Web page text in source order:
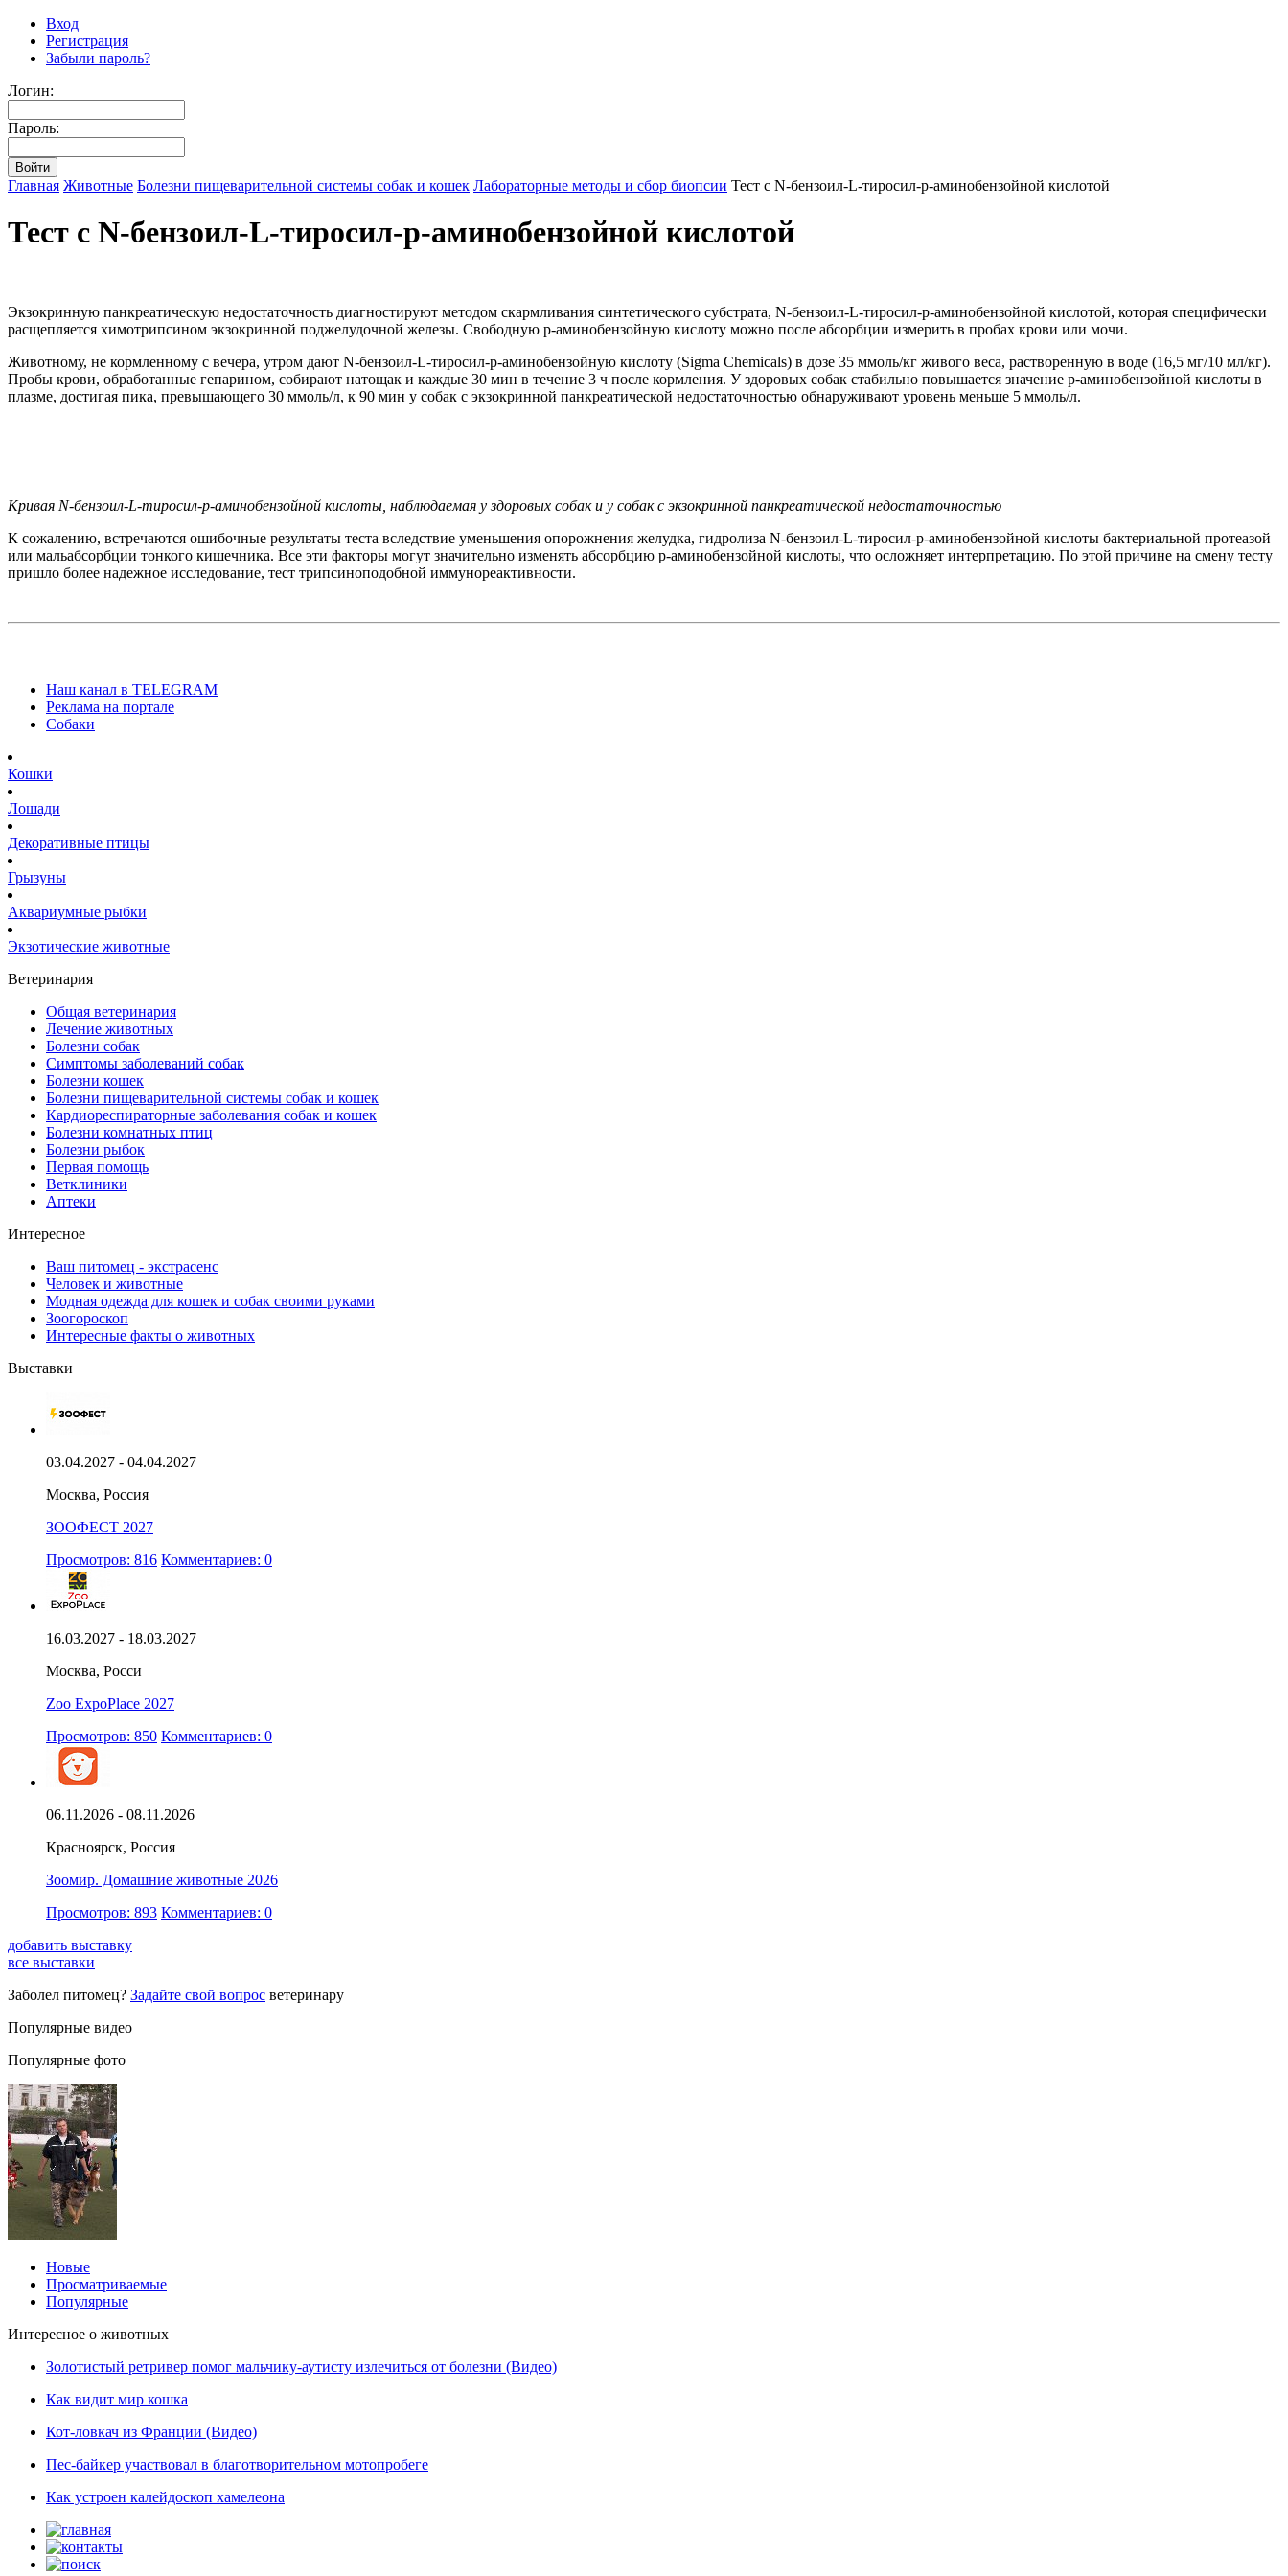
Вход
Регистрация
Забыли пароль?
Логин:
Пароль:
Главная Животные Болезни пищеварительной системы собак и кошек Лабораторные методы и сбор биопсии Тест с N-бензоил-L-тиросил-р-аминобензойной кислотой
Тест с N-бензоил-L-тиросил-р-аминобензойной кислотой
Экзокринную панкреатическую недостаточность диагностируют методом скармливания синтетического субстрата, N-бензоил-L-тиросил-р-аминобензойной кислотой, которая специфически
расщепляется химотрипсином экзокринной поджелудочной железы. Свободную р-аминобензойную кислоту можно после абсорбции измерить в пробах крови или мочи.
Животному, не кормленному с вечера, утром дают N-бензоил-L-тиросил-р-аминобензойную кислоту (Sigma Chemicals) в дозе 35 ммоль/кг живого веса, растворенную в воде (16,5 мг/10 мл/кг).
Пробы крови, обработанные гепарином, собирают натощак и каждые 30 мин в течение 3 ч после кормления. У здоровых собак стабильно повышается значение р-аминобензойной кислоты в
плазме, достигая пика, превышающего 30 ммоль/л, к 90 мин у собак с экзокринной панкреатической недостаточностью обнаруживают уровень меньше 5 ммоль/л.
Кривая N-бензоил-L-тиросил-р-аминобензойной кислоты, наблюдаемая у здоровых собак и у собак с экзокринной панкреатической недостаточностью
К сожалению, встречаются ошибочные результаты теста вследствие уменьшения опорожнения желудка, гидролиза N-бензоил-L-тиросил-р-аминобензойной кислоты бактериальной протеазой
или мальабсорбции тонкого кишечника. Все эти факторы могут значительно изменять абсорбцию р-аминобензойной кислоты, что осложняет интерпретацию. По этой причине на смену тесту
пришло более надежное исследование, тест трипсиноподобной иммунореактивности.
Наш канал в TELEGRAM
Реклама на портале
Собаки
Кошки
Лошади
Декоративные птицы
Грызуны
Аквариумные рыбки
Экзотические животные
Ветеринария
Общая ветеринария
Лечение животных
Болезни собак
Симптомы заболеваний собак
Болезни кошек
Болезни пищеварительной системы собак и кошек
Кардиореспираторные заболевания собак и кошек
Болезни комнатных птиц
Болезни рыбок
Первая помощь
Ветклиники
Аптеки
Интересное
Ваш питомец - экстрасенс
Человек и животные
Модная одежда для кошек и собак своими руками
Зоогороскоп
Интересные факты о животных
Выставки
03.04.2027 - 04.04.2027
Москва, Россия
ЗООФЕСТ 2027
Просмотров: 816 Комментариев: 0
16.03.2027 - 18.03.2027
Москва, Росси
Zoo ExpoPlace 2027
Просмотров: 850 Комментариев: 0
06.11.2026 - 08.11.2026
Красноярск, Россия
Зоомир. Домашние животные 2026
Просмотров: 893 Комментариев: 0
добавить выставку
все выставки
Заболел питомец? Задайте свой вопрос ветеринару
Популярные видео
Популярные фото
Новые
Просматриваемые
Популярные
Интересное о животных
Золотистый ретривер помог мальчику-аутисту излечиться от болезни (Видео)
Как видит мир кошка
Кот-ловкач из Франции (Видео)
Пес-байкер участвовал в благотворительном мотопробеге
Как устроен калейдоскоп хамелеона